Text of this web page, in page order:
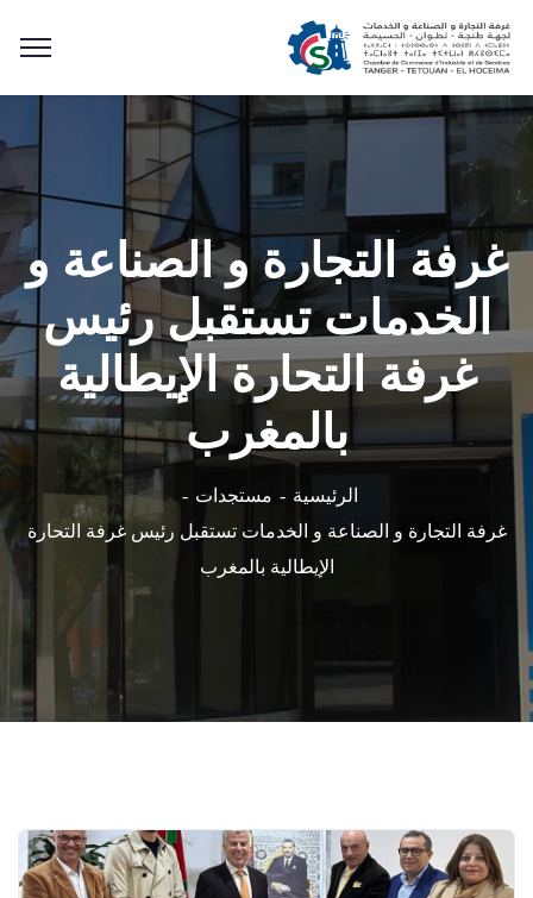
غرفة التجارة و الصناعة و
الخدمات تستقبل رئيس
غرفة التحارة الإيطالية
بالمغرب
الرئيسية مستجدات
غرفة التجارة و الصناعة و الخدمات تستقبل رئيس غرفة التحارة
الإيطالية بالمغرب